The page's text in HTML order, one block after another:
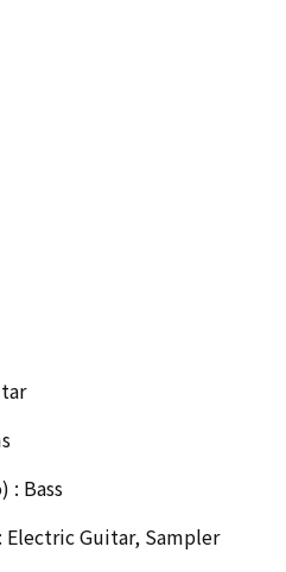
: Bass
Guitar, Sampler